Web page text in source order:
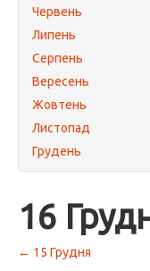
Червень
Липень
Серпень
Вересень
Жовтень
Листопад
Грудень
16
← 15 Грудня